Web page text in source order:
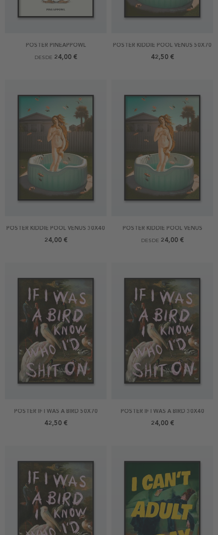
POSTER PINEAPPOWL
DESDE 24,00 €
POSTER KIDDIE POOL VENUS 50X70
42,50 €
POSTER KIDDIE POOL VENUS 30X40
24,00 €
POSTER KIDDIE POOL VENUS
DESDE 24,00 €
POSTER IF I WAS A BIRD 50X70
42,50 €
POSTER IF I WAS A BIRD 30X40
24,00 €